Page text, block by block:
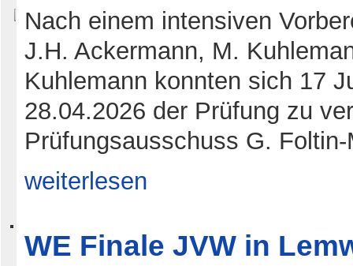
Nach einem intensiven
J.H. Ackermann, M.
Kuhlemann konnten sich 17
28.04.2026 der Prüfung zu
Prüfungsausschuss G.
weiterlesen
WE Finale JVW in